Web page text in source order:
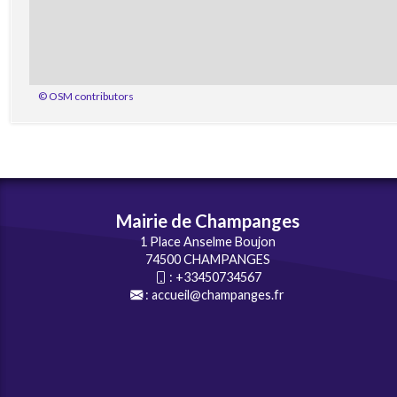
© OSM contributors
Mairie de Champanges
1 Place Anselme Boujon
74500 CHAMPANGES
: +33450734567
: accueil@champanges.fr